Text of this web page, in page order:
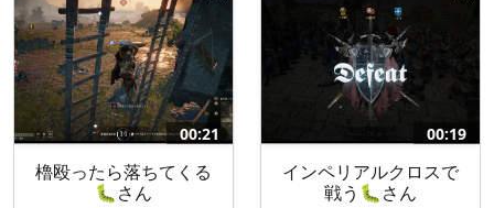
00:21
櫓殴ったら落ちてくる
🐛さん
00:19
インペリアルクロスで
戦う🐛さん